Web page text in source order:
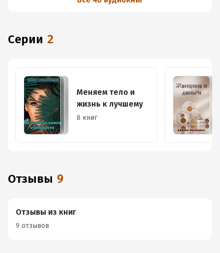
Серии 2
Меняем тело и
жизнь к лучшему
8 книг
Отзывы 9
Отзывы из книг
9 отзывов